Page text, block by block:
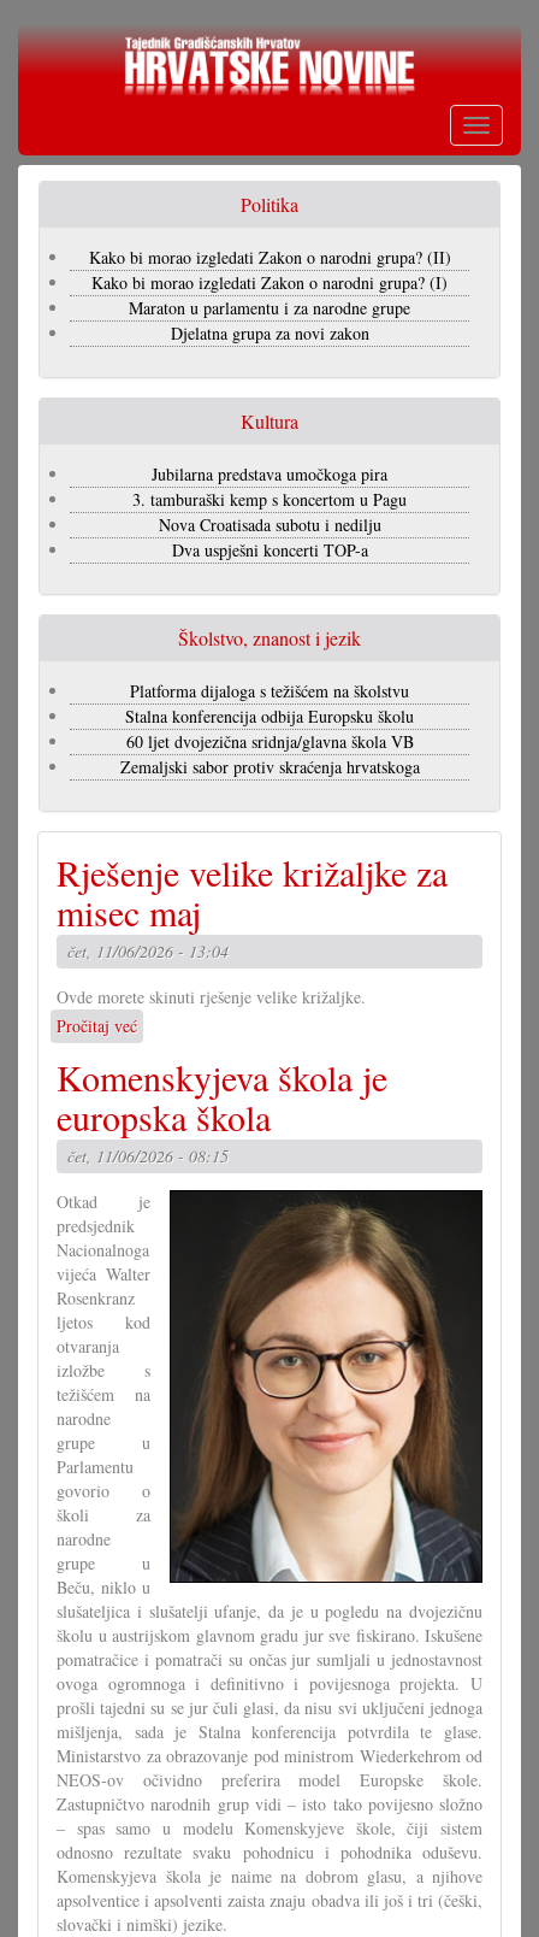
Skoči
Toggle
Politika
Kako bi morao izgledati Zakon o narodni grupa? (II)
Kako bi morao izgledati Zakon o narodni grupa? (I)
Maraton u parlamentu i za narodne grupe
Djelatna grupa za novi zakon
Kultura
Jubilarna predstava umočkoga pira
3. tamburaški kemp s koncertom u Pagu
Nova Croatisada subotu i nedilju
Dva uspješni koncerti TOP-a
Školstvo, znanost i jezik
Platforma dijaloga s težišćem na školstvu
Stalna konferencija odbija Europsku školu
60 ljet dvojezična sridnja/glavna škola VB
Zemaljski sabor protiv skraćenja hrvatskoga
Rješenje velike križaljke za
misec maj
čet, 11/06/2026 - 13:04
Ovde morete skinuti rješenje velike križaljke.
Pročitaj već
Rješenje
velike
križaljke
za
misec
maj
Komenskyjeva škola je
europska škola
čet, 11/06/2026 - 08:15
Otkad je
predsjednik
Nacionalnoga
vijeća Walter
Rosenkranz
ljetos kod
otvaranja
izložbe s
težišćem na
narodne
grupe u
Parlamentu
govorio o
školi za
narodne
grupe u
Beču, niklo u
slušateljica i slušatelji ufanje, da je u pogledu na dvojezičnu
školu u austrijskom glavnom gradu jur sve fiskirano. Iskušene
pomatračice i pomatrači su ončas jur sumljali u jednostavnost
ovoga ogromnoga i definitivno i povijesnoga projekta. U
prošli tajedni su se jur čuli glasi, da nisu svi uključeni jednoga
mišljenja, sada je Stalna konferencija potvrdila te glase.
Ministarstvo za obrazovanje pod ministrom Wiederkehrom od
NEOS-ov očividno preferira model Europske škole.
Zastupničtvo narodnih grup vidi – isto tako povijesno složno
– spas samo u modelu Komenskyjeve škole, čiji sistem
odnosno rezultate svaku pohodnicu i pohodnika oduševu.
Komenskyjeva škola je naime na dobrom glasu, a njihove
apsolventice i apsolventi zaista znaju obadva ili još i tri (češki,
slovački i nimški) jezike.